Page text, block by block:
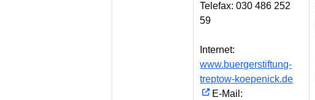
Telefax: 030 486 252
59
Internet:
www.buergerstiftung-
treptow-koepenick.de
E-Mail: